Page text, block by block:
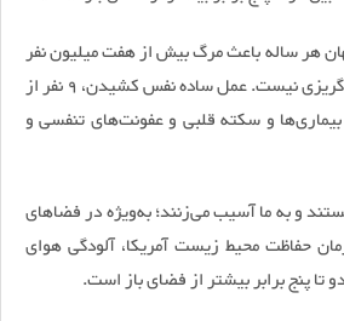
هر ساله باعث مرگ بیش از هفت میلیون نفر
می‌شود و انگار از آن هیچ گریزی نیست. عمل ساده نفس کشیدن، 9 نفر از
بیماری‌ها و سکته قلبی و عفونت‌های تنفسی و
و به ما آسیب می‌زنند؛ به‌ویژه در فضا‌های
حفاظت محیط زیست آمریکا، آلودگی هوای
تا پنج برابر بیشتر از فضای باز است.